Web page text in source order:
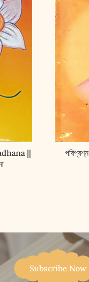
||
Subscribe Now